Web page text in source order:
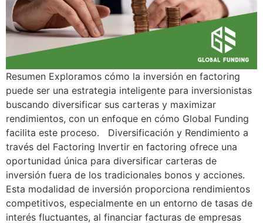
Resumen Exploramos cómo la inversión en factoring
puede ser una estrategia inteligente para inversionistas
buscando diversificar sus carteras y maximizar
rendimientos, con un enfoque en cómo Global Funding
facilita este proceso. Diversificación y Rendimiento a
través del Factoring Invertir en factoring ofrece una
oportunidad única para diversificar carteras de
inversión fuera de los tradicionales bonos y acciones.
Esta modalidad de inversión proporciona rendimientos
competitivos, especialmente en un entorno de tasas de
interés fluctuantes, al financiar facturas de empresas